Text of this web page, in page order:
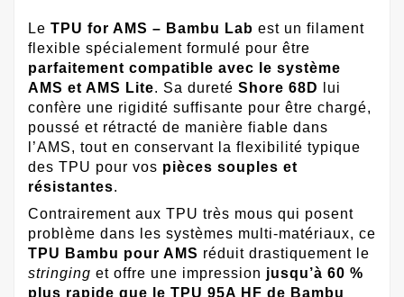
Le TPU for AMS – Bambu Lab est un filament
flexible spécialement formulé pour être
parfaitement compatible avec le système
AMS et AMS Lite. Sa dureté Shore 68D
lui
confère une rigidité suffisante pour être chargé,
poussé et rétracté de manière fiable dans
l’AMS, tout en conservant la flexibilité typique
des TPU pour vos pièces souples et
résistantes.
Contrairement aux TPU très mous qui posent
problème dans les systèmes multi-matériaux, ce
TPU Bambu pour AMS réduit drastiquement le
stringing et offre une impression jusqu’à 60 %
plus rapide que le TPU 95A HF de Bambu